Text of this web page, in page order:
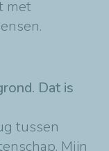
met
Dat is
tussen
Mijn